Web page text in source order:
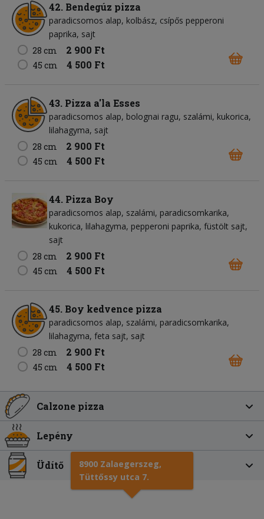
42. Bendegúz pizza
paradicsomos alap kolbász csípős pepperoni
paprika sajt
28 cm
2 900 Ft
45 cm 4 500 Ft
43. Pizza a'la Esses
paradicsomos alap bolognai ragu szalámi kukorica
lilahagyma sajt
28 cm
2 900 Ft
45 cm 4 500 Ft
44. Pizza Boy
paradicsomos alap szalámi paradicsomkarika
kukorica lilahagyma pepperoni paprika füstölt sajt
sajt
28 cm
2 900 Ft
45 cm 4 500 Ft
45. Boy kedvence pizza
paradicsomos alap szalámi paradicsomkarika
lilahagyma feta sajt sajt
28 cm
2 900 Ft
45 cm 4 500 Ft
Calzone pizza
Lepény
Üdítő
8900 Zalaegerszeg,
Tüttőssy utca 7.